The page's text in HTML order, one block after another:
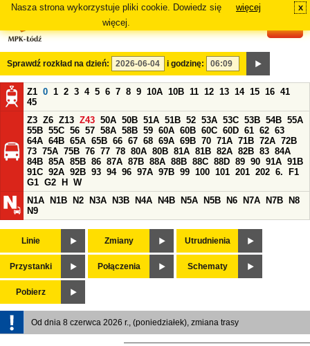
Nasza strona wykorzystuje pliki cookie. Dowiedz się
więcej.
więcej x
Sprawdź rozkład na dzień: i godzinę:
Z1 0 1 2 3 4 5 6 7 8 9 10A 10B 11 12 13 14 15 16 41
45
Z3 Z6 Z13 Z43 50A 50B 51A 51B 52 53A 53C 53B 54B 55A
55B 55C 56 57 58A 58B 59 60A 60B 60C 60D 61 62 63
64A 64B 65A 65B 66 67 68 69A 69B 70 71A 71B 72A 72B
73 75A 75B 76 77 78 80A 80B 81A 81B 82A 82B 83 84A
84B 85A 85B 86 87A 87B 88A 88B 88C 88D 89 90 91A 91B
91C 92A 92B 93 94 96 97A 97B 99 100 101 201 202 6.
F1
G1 G2 H
W
N1A
N1B N2 N3A N3B N4A N4B N5A N5B N6 N7A N7B
N8
N9
Linie Zmiany Utrudnienia
Przystanki Połączenia Schematy
Pobierz
Od dnia 8 czerwca 2026 r., (poniedziałek), zmiana trasy